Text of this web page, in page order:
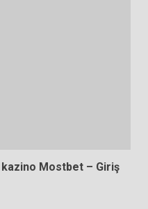
Mostbet – Giriş